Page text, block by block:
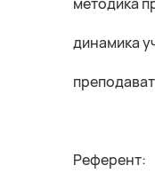
методика
динамика
Референт: